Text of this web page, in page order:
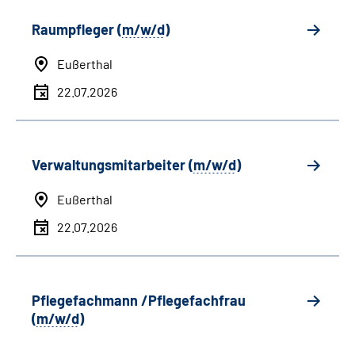
Raumpfleger (m/w/d)
Eußerthal
22.07.2026
Verwaltungsmitarbeiter (m/w/d)
Eußerthal
22.07.2026
Pflegefachmann /Pflegefachfrau
(m/w/d)